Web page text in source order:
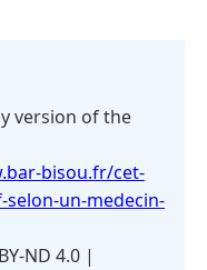
version of the
bisou.fr/cet-
un-medecin-
ND 4.0 |